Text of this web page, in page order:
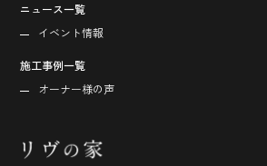
ニュース一覧
イベント情報
施工事例一覧
オーナー様の声